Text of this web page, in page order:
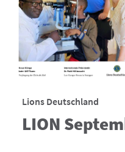
Lions Deutschland
LION